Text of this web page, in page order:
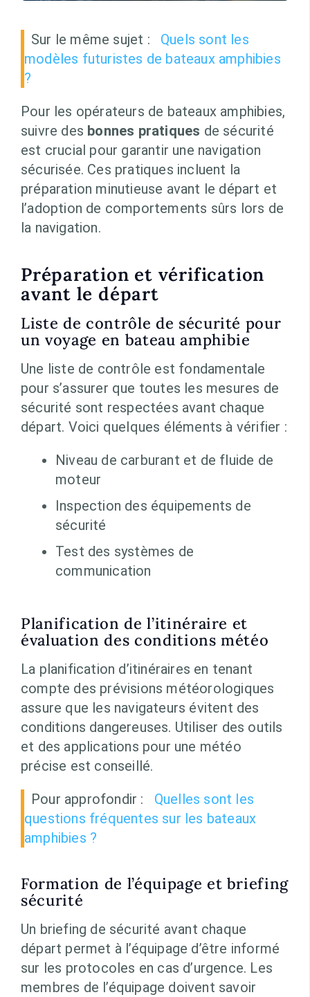
Sur le même sujet :
Quels sont les
modèles futuristes de bateaux amphibies
?
Pour les opérateurs de bateaux amphibies,
suivre des bonnes pratiques de sécurité
est crucial pour garantir une navigation
sécurisée. Ces pratiques incluent la
préparation minutieuse avant le départ et
l’adoption de comportements sûrs lors de
la navigation.
Préparation et vérification
avant le départ
Liste de contrôle de sécurité pour
un voyage en bateau amphibie
Une liste de contrôle est fondamentale
pour s’assurer que toutes les mesures de
sécurité sont respectées avant chaque
départ. Voici quelques éléments à vérifier :
Niveau de carburant et de fluide de
moteur
Inspection des équipements de
sécurité
Test des systèmes de
communication
Planification de l’itinéraire et
évaluation des conditions météo
La planification d’itinéraires en tenant
compte des prévisions météorologiques
assure que les navigateurs évitent des
conditions dangereuses. Utiliser des outils
et des applications pour une météo
précise est conseillé.
Pour approfondir :
Quelles sont les
questions fréquentes sur les bateaux
amphibies ?
Formation de l’équipage et briefing
sécurité
Un briefing de sécurité avant chaque
départ permet à l’équipage d’être informé
sur les protocoles en cas d’urgence. Les
membres de l’équipage doivent savoir